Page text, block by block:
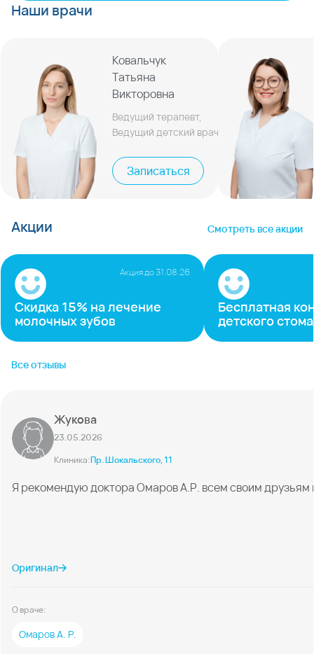
Наши врачи
Ковальчук
Татьяна
Викторовна
Ведущий терапевт,
Ведущий детский врач
Записаться
Акции Смотреть все акции
Акция до31.08.26
Скидка 15% на лечение
молочных зубов
Бесплатная
детского
Все отзывы
Жукова
23.05.2026
Клиника:Пр. Шокальского, 11
Я рекомендую доктора Омаров А.Р. всем своим друзьям
Оригинал
О враче:
Омаров А. Р.